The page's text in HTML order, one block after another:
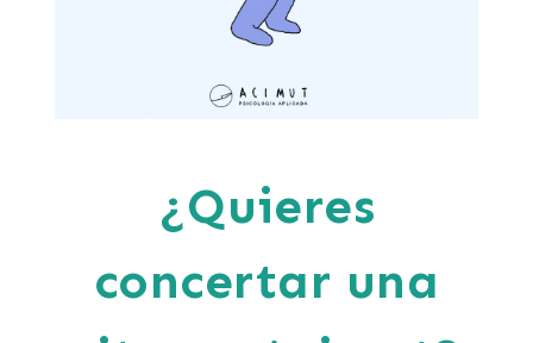
¿Quieres
concertar una